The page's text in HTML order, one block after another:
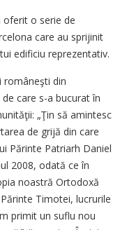
oferit o serie de
care au sprijinit
edificiu reprezentativ.
româneşti din
care s-a bucurat în
„Ţin să amintesc
de grijă din care
Părinte Patriarh Daniel
2008, odată ce în
noastră Ortodoxă
Timotei, lucrurile
primit un suflu nou